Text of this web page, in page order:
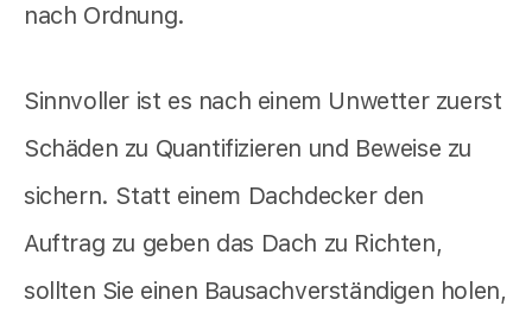
nach Ordnung.
Sinnvoller ist es nach einem Unwetter zuerst
Schäden zu Quantifizieren und Beweise zu
sichern. Statt einem Dachdecker den
Auftrag zu geben das Dach zu Richten,
sollten Sie einen Bausachverständigen holen,